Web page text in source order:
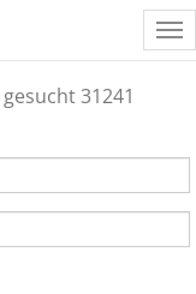
31241